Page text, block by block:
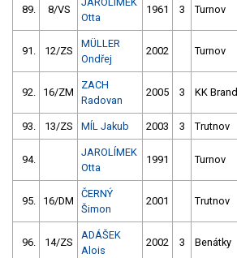
89. 8/VS
Otta
1961 3 Turnov
91. 12/ZS
MÜLLER
Ondřej
2002 Turnov
92. 16/ZM
ZACH
Radovan
2005 3 KK Brand
93. 13/ZS MÍL Jakub 2003 3 Trutnov
94.
JAROLÍMEK
Otta
1991 Turnov
95. 16/DM
ČERNÝ
Šimon
2001 Trutnov
96. 14/ZS
ADÁŠEK
Alois
2002 3 Benátky